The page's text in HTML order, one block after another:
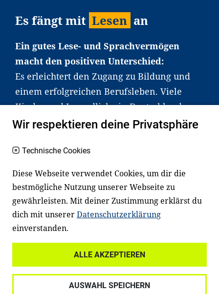
Es fängt mit Lesen an
Ein gutes Lese- und Sprachvermögen
macht den positiven Unterschied:
Es erleichtert den Zugang zu Bildung und
einem erfolgreichen Berufsleben. Viele
Kinder und Jugendliche in Deutschland
haben aber große Schwierigkeiten dabei.
an Familien sowie an Erzieher*innen,
Lehrer*innen und andere
Fachexpert*innen. Dafür arbeiten wir eng
mit Ministerien, wissenschaftlichen
Einrichtungen, Verbänden, Unternehmen
und anderen Stiftungen zusammen.
Datenschutz
Wir respektieren deine Privatsphäre
Technische Cookies
Diese Webseite verwendet Cookies, um dir die
bestmögliche Nutzung unserer Webseite zu
gewährleisten. Mit deiner Zustimmung erklärst du
dich mit unsererDatenschutzerklärung
einverstanden.
ALLE AKZEPTIEREN
AUSWAHL SPEICHERN